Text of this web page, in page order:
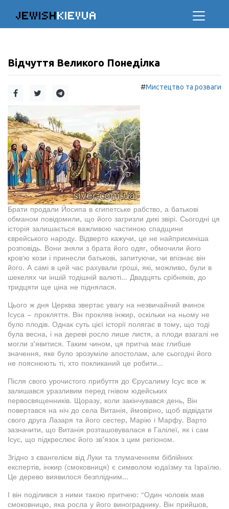
JEWISHKIEVUA
Відчуття Великого Понеділка
#Мистецтво та розваги
Брати продали Йосипа в єгипетське рабство, а батькові
обманом повідомили, що його загризли дикі звірі. Сьогодні ця
історія залишається важливою частиною спадщини
єврейського народу. Відверто кажучи, це не найприємніша
розповідь. Вони зняли з брата його одяг, обмочили його
кров'ю кози і принесли батькові, запитуючи, чи впізнає він
його. А самі в цей час рахували гроші, які, можливо, були в
шекелях чи іншій тодішній валюті… Двадцять срібняків, до
тридцяти ще ціна не піднялася.
Цього ж дня Церква звертає увагу на незвичайний вчинок
Ісуса – прокляття. Він прокляв інжир, оскільки на ньому не
було плодів. Однак суть цієї історії полягає в тому, що тоді
була весна, і на дереві росло лише листя, а плоди взагалі не
могли з’явитися. Таким чином, ця притча має глибше
значення, яке було зрозуміле апостолам, але сьогодні його
не пояснюють ті, хто покликаний це робити…
Після свого урочистого прибуття до Єрусалиму Ісус все ж
залишався уразливим перед гнівом юдейських
первосвященників. Щоразу, коли закінчувався день, Він
повертався на ніч до села Витанія, ймовірно, щоб відвідати
свого друга Лазаря та його сестер, Марію і Марфу. Варто
зазначити, що Витанія розташовувалася в Галілеї, як і сам
Ісус, що підкреслює його зв’язок з цим регіоном.
Згідно з євангелієм від Луки та тлумаченням біблійних
експертів, інжир (смоковниця) є символом юдаїзму та Ізраїлю.
Це дерево виявилося безплідним...
І він поділився з ними такою притчею: "Один чоловік мав
смоковницю, яка росла у його винограднику. Він прийшов,